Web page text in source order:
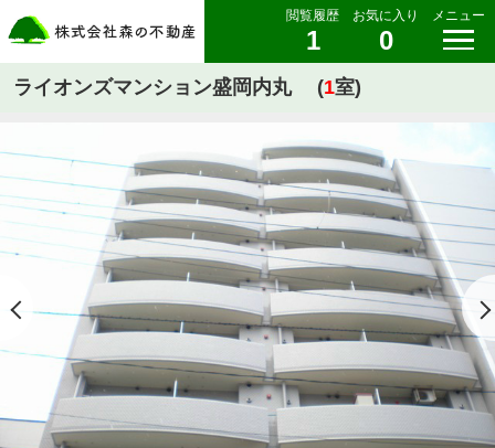
閲覧履歴
1
お気に入り
0
メニュー
ライオンズマンション盛岡内丸 (1室)